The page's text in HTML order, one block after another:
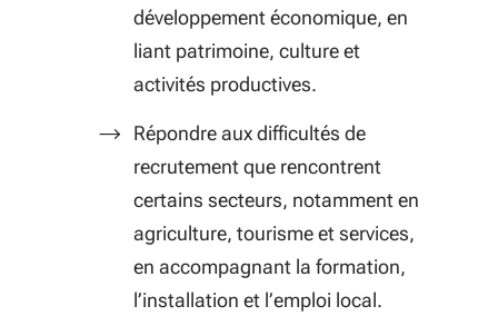
développement économique, en
liant patrimoine, culture et
activités productives.
Répondre aux difficultés de
recrutement que rencontrent
certains secteurs, notamment en
agriculture, tourisme et services,
en accompagnant la formation,
l’installation et l’emploi local.